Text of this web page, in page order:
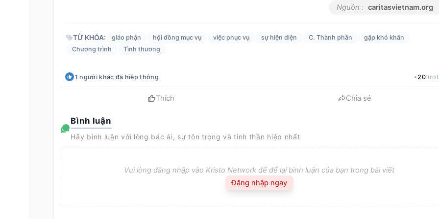
Nguồn : caritasvietnam.org
TỪ KHÓA: giáo phận hội đồng mục vụ việc phục vụ sự hiện diện C. Thành phần
gặp khó khăn
Chương trình
Tình thương
1 người khác đã hiệp thông 20
Thích Chia sẻ
Bình luận
Hãy bình luận với lòng bác ái, sự tôn trọng và tinh thần hiệp nhất
Vui lòng đăng nhập vào Kristo Network để để lại bình luận của bạn trong bài viết
Đăng nhập ngay